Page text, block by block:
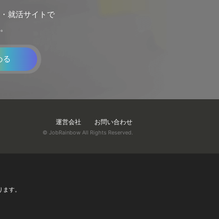
就活サイトで
る
運営会社 お問い合わせ
© JobRainbow All Rights Reserved.
す。